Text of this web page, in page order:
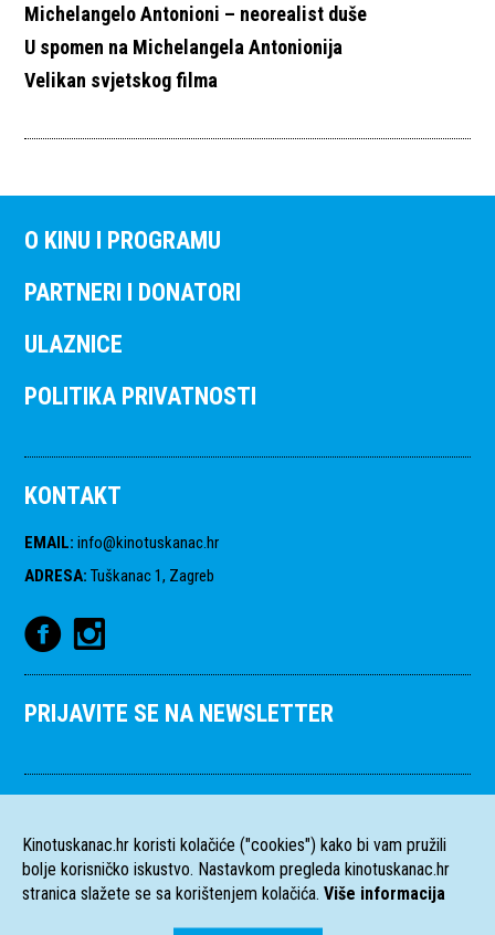
Michelangelo Antonioni – neorealist duše
U spomen na Michelangela Antonionija
Velikan svjetskog filma
O KINU I PROGRAMU
PARTNERI I DONATORI
ULAZNICE
POLITIKA PRIVATNOSTI
KONTAKT
EMAIL: info@kinotuskanac.hr
ADRESA: Tuškanac 1, Zagreb
PRIJAVITE SE NA NEWSLETTER
Kinotuskanac.hr koristi kolačiće ("cookies") kako bi vam pružili
bolje korisničko iskustvo. Nastavkom pregleda kinotuskanac.hr
stranica slažete se sa korištenjem kolačića. Više informacija